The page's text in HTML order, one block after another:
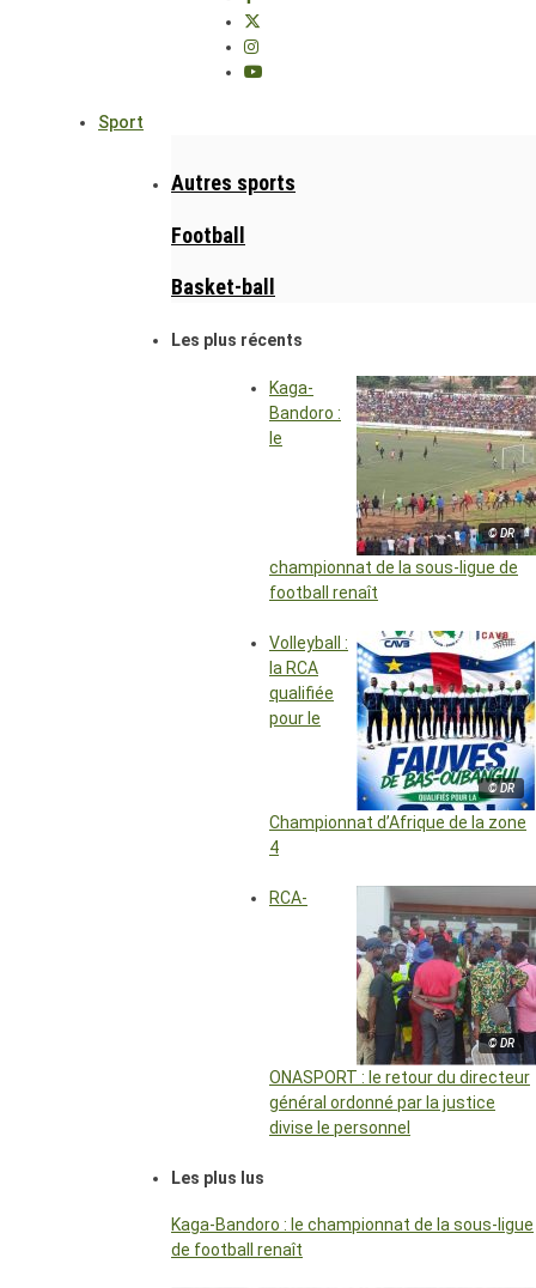
Sport
Autres sports
Football
Basket-ball
Les plus récents
© DR
Kaga-
Bandoro :
le
championnat de la sous-ligue de
football renaît
© DR
Volleyball :
la RCA
qualifiée
pour le
Championnat d’Afrique de la zone
4
© DR
RCA-
ONASPORT : le retour du directeur
général ordonné par la justice
divise le personnel
Les plus lus
Kaga-Bandoro : le championnat de la sous-ligue
de football renaît